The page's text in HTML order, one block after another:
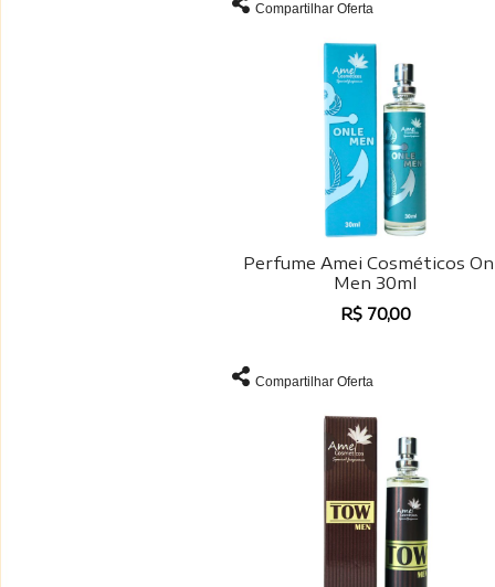
Compartilhar Oferta
Perfume Amei Cosméticos
Men 30ml
R$ 70,00
Compartilhar Oferta